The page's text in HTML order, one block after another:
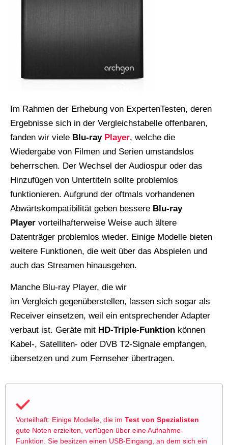
Im Rahmen der Erhebung von ExpertenTesten, deren
Ergebnisse sich in der Vergleichstabelle offenbaren,
fanden wir viele Blu-ray Player, welche die
Wiedergabe von Filmen und Serien umstandslos
beherrschen. Der Wechsel der Audiospur oder das
Hinzufügen von Untertiteln sollte problemlos
funktionieren. Aufgrund der oftmals vorhandenen
Abwärtskompatibilität geben bessere Blu-ray
Player vorteilhafterweise Weise auch ältere
Datenträger problemlos wieder. Einige Modelle bieten
weitere Funktionen, die weit über das Abspielen und
auch das Streamen hinausgehen.
Manche Blu-ray Player, die wir
im Vergleich gegenüberstellen, lassen sich sogar als
Receiver einsetzen, weil ein entsprechender Adapter
verbaut ist. Geräte mit HD-Triple-Funktion können
Kabel-, Satelliten- oder DVB T2-Signale empfangen,
übersetzen und zum Fernseher übertragen.
Vorteilhaft: Einige Modelle, die im Test von Spezialisten
gute Noten erzielten, verfügen über eine Aufnahme-
Funktion. Sie besitzen einen USB-Eingang, an dem sich ein